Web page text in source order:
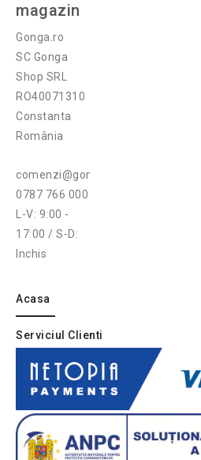
magazin
Gonga.ro
SC Gonga
Shop SRL
RO40071310
Constanta
România
comenzi@gonga.ro
0787 766 000
L-V: 9:00 -
17:00 / S-D:
Inchis
Acasa
Serviciul Clienti